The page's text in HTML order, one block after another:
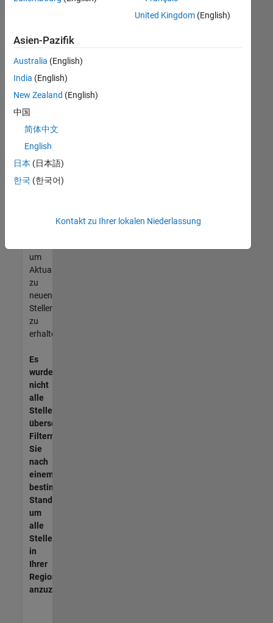
noch
keine
offenen
Stellen
können,
die
Ihren
entsprechen,
werden
unseres
um
Aktualisierungen
zu
neuen
Stellenangeboten
zu
erhalten.
Es
wurden
nicht
alle
Stellen
übersetzt.
Filtern
Sie
nach
einem
bestimmten
Standort,
um
alle
Stellenangebote
in
Ihrer
Region
anzuzeigen.
United Kingdom(English)
Asien-Pazifik
Australia (English)
India (English)
New Zealand (English)
中国
简体中文
English
日本 (日本語)
한국 (한국어)
Kontakt zu Ihrer lokalen Niederlassung